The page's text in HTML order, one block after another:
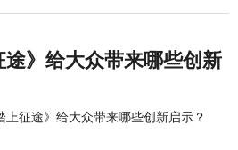
》给大众带来哪些创新
征途》给大众带来哪些创新启示？